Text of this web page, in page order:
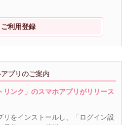
ご利用登録
プリのご案内
リンク」のスマホアプリがリリース
リをインストールし、「ログイン設